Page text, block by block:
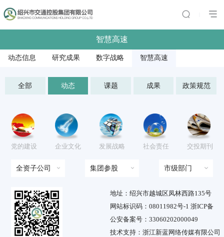
智慧高速
动态信息 研究成果 数字战略 智慧高速
全部 动态 课题 成果 政策规范
党的建设 企业文化 发展战略 社会责任 交投期刊
全资子公司 集团参股 市级部门
地址：绍兴市越城区凤林西路135号
网站标识码：08011982号-1 浙ICP备
公安备案号：33060202000049
技术支持：浙江新蓝网络传媒有限公司